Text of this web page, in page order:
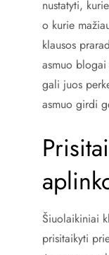
nustatyti,
o kurie
klausos
asmuo blogai
gali juos
asmuo girdi
Šiuolaikiniai
prisitaikyti